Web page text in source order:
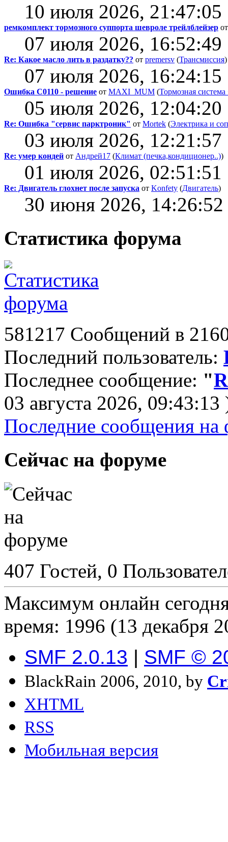
10 июля 2026, 21:47:05
ремкомплект тормозного суппорта шевроле трейлблейзер
07 июля 2026, 16:52:49
Re: Какое масло лить в раздатку?? от premersv (Трансмиссия)
07 июля 2026, 16:24:15
Ошибка C0110 - решение от MAXI_MUM (Тормозная
05 июля 2026, 12:04:20
Re: Ошибка "сервис парктроник" от Mortek (Электрика и
03 июля 2026, 12:21:57
Re: умер кондей от Андрей17 (Климат (печка,кондиционер..))
01 июля 2026, 02:51:51
Re: Двигатель глохнет после запуска от Konfety (Двигатель)
30 июня 2026, 14:26:52
Статистика форума
581217 Сообщений в
Последний пользователь:
Последнее сообщение: "
03 августа 2026, 09:43:13
Последние сообщения на
Сейчас на форуме
407 Гостей, 0
Максимум онлайн
время: 1996 (13 декабря
SMF 2.0.13 | SMF ©
BlackRain 2006, 2010, by
XHTML
RSS
Мобильная версия